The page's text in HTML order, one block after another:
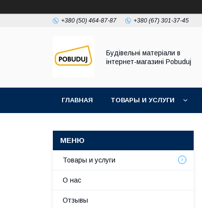
+380 (50) 464-87-87 +380 (67) 301-37-45
Будівельні матеріали в
інтернет-магазині Pobuduj
ГЛАВНАЯ ТОВАРЫ И УСЛУГИ
Товары и услуги
О нас
Отзывы